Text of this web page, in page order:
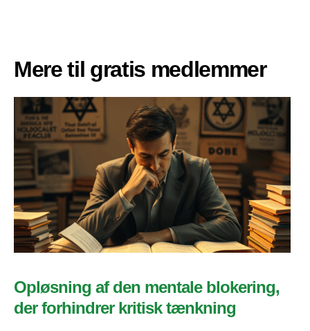
Mere til gratis medlemmer
Opløsning af den mentale blokering,
der forhindrer kritisk tænkning